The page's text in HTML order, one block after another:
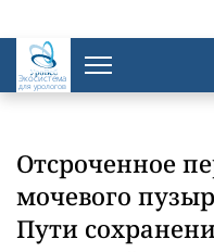
Экосистема
для урологов
Отсроченное
мочевого
Пути